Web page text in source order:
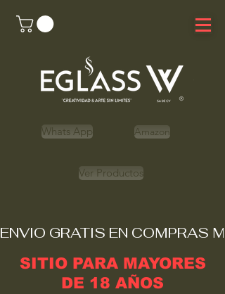
Ver Productos
ENVIO GRATIS EN COMPRAS
SITIO PARA MAYORES
DE 18 AÑOS
Whats App Amazon